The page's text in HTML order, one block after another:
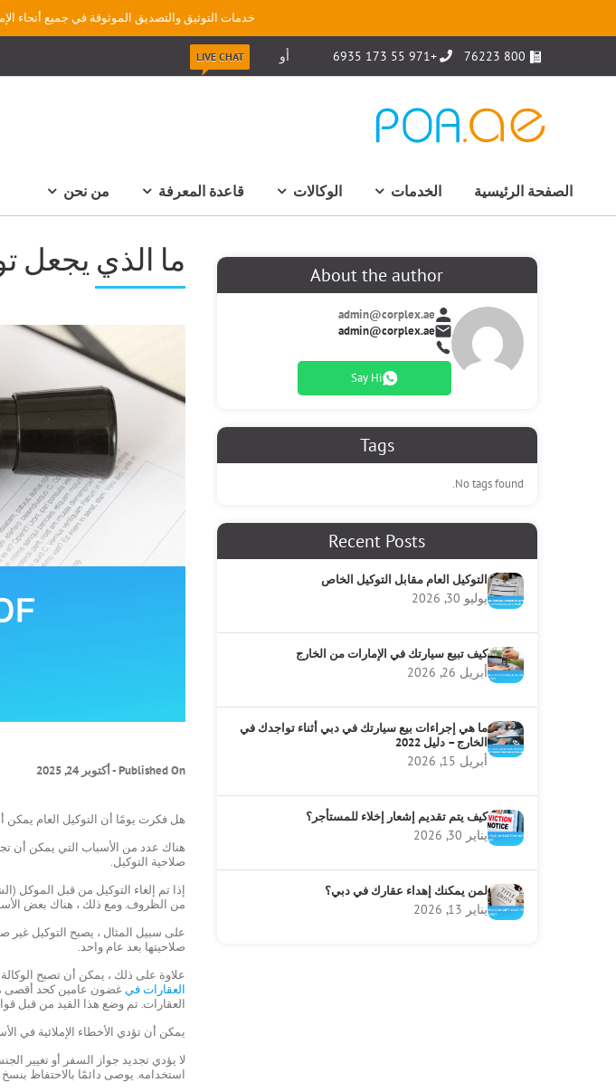
خدمات التوثيق والتصديق الموثوقة في جميع أنحاء
+971 55 173 6935 أو LIVE CHAT
الصفحة الرئيسية الخدمات الوكالات قاعدة المعرفة من نحن
ما الذي يجعل
Published On - أكتوبر 24, 2025
هل فكرت يومًا أن التوكيل العام يمكن
هناك عدد من الأسباب التي يمكن أن
صلاحية التوكيل.
إذا تم إلغاء التوكيل من قبل الموكل
من الظروف. ومع ذلك ، هناك بعض
على سبيل المثال ، يصبح التوكيل غير
صلاحيتها بعد عام واحد.
علاوة على ذلك ، يمكن أن تصبح
العقارات فيغضون عامين كحد أقصى
العقارات. تم وضع هذا القيد من قبل
يمكن أن تؤدي الأخطاء الإملائية في
لا يؤدي تجديد جواز السفر أو تغيير
استخدامه. يوصى دائمًا بالاحتفاظ
About the author
admin@corplex.ae
admin@corplex.ae
Say Hi
Tags
No tags found.
Recent Posts
التوكيل العام مقابل التوكيل الخاص
يوليو 30, 2026
كيف تبيع سيارتك في الإمارات من الخارج
أبريل 26, 2026
ما هي إجراءات بيع سيارتك في دبي أثناء تواجدك في
الخارج – دليل 2022
أبريل 15, 2026
كيف يتم تقديم إشعار إخلاء للمستأجر؟
يناير 30, 2026
لمن يمكنك إهداء عقارك في دبي؟
يناير 13, 2026